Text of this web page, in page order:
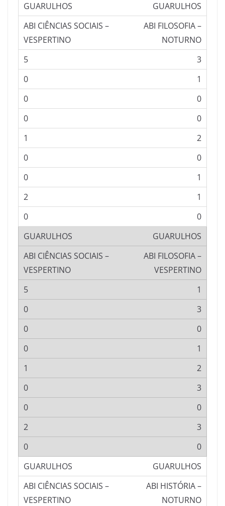
GUARULHOS
ABI FILOSOFIA –
NOTURNO
3
1
0
0
2
0
1
1
0
GUARULHOS
ABI FILOSOFIA –
VESPERTINO
1
3
0
1
2
3
0
3
0
GUARULHOS
ABI HISTÓRIA –
NOTURNO